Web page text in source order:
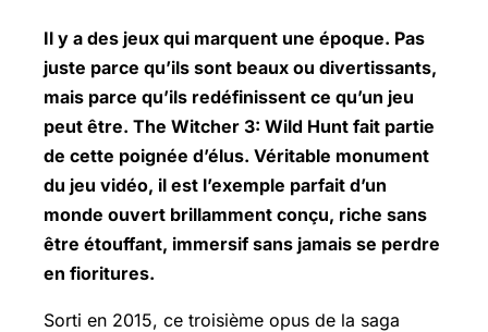
Il y a des jeux qui marquent une époque. Pas
juste parce qu’ils sont beaux ou divertissants,
mais parce qu’ils redéfinissent ce qu’un jeu
peut être. The Witcher 3: Wild Hunt fait partie
de cette poignée d’élus. Véritable monument
du jeu vidéo, il est l’exemple parfait d’un
monde ouvert brillamment conçu, riche sans
être étouffant, immersif sans jamais se perdre
en fioritures.
Sorti en 2015, ce troisième opus de la saga